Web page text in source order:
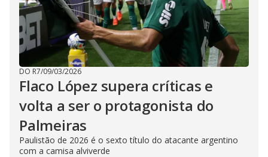
DO R7/09/03/2026
Flaco López supera críticas e
volta a ser o protagonista do
Palmeiras
Paulistão de 2026 é o sexto título do atacante argentino
com a camisa alviverde